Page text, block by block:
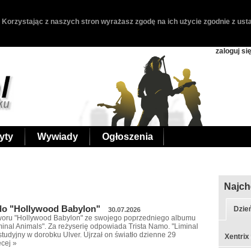
z naszych stron wyrażasz zgodę na ich użycie zgodnie z
zaloguj się
Wywiady Ogłoszenia
"Hollywood Babylon" 30.07.2026
"Hollywood Babylon" ze swojego poprzedniego albumu
Animals". Za reżyserię odpowiada Trista Namo. "Liminal
w dorobku Ulver. Ujrzał on światło dzienne 29
»
Xentrix